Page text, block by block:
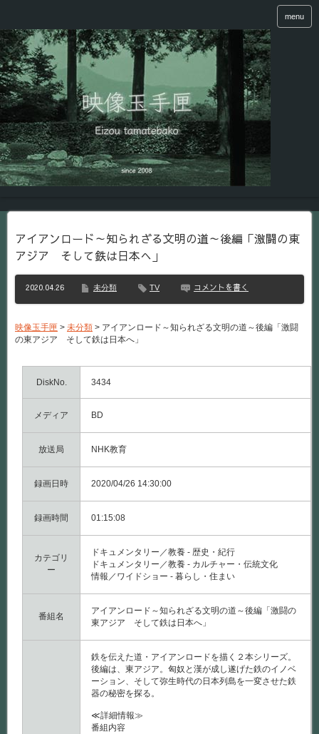
menu
アイアンロード～知られざる文明の道～後編「激闘の東
アジア そして鉄は日本へ」
2020.04.26 未分類 TV コメントを書く
映像玉手匣 > 未分類 > アイアンロード～知られざる文明の道～後編「激闘
の東アジア そして鉄は日本へ」
DiskNo. 3434
メディア BD
放送局 NHK教育
録画日時 2020/04/26 14:30:00
録画時間 01:15:08
カテゴリ
ー
ドキュメンタリー／教養 - 歴史・紀行
ドキュメンタリー／教養 - カルチャー・伝統文化
情報／ワイドショー - 暮らし・住まい
番組名
アイアンロード～知られざる文明の道～後編「激闘の
東アジア そして鉄は日本へ」
鉄を伝えた道・アイアンロードを描く２本シリーズ。
後編は、東アジア。匈奴と漢が成し遂げた鉄のイノベ
ーション、そして弥生時代の日本列島を一変させた鉄
器の秘密を探る。
≪詳細情報≫
番組内容